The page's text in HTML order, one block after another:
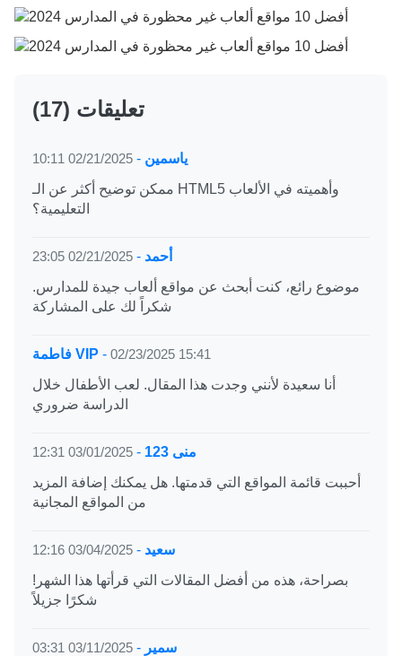
(17) تعليقات
ياسمين -
02/21/2025 10:11
ممكن توضيح أكثر عن الـ HTML5 وأهميته في الألعاب
التعليمية؟
أحمد -
02/21/2025 23:05
موضوع رائع، كنت أبحث عن مواقع ألعاب جيدة للمدارس.
شكراً لك على المشاركة
فاطمة VIP - 02/23/2025 15:41
أنا سعيدة لأنني وجدت هذا المقال. لعب الأطفال خلال
الدراسة ضروري
منى 123 -
03/01/2025 12:31
أحببت قائمة المواقع التي قدمتها. هل يمكنك إضافة المزيد
من المواقع المجانية
سعيد -
03/04/2025 12:16
بصراحة، هذه من أفضل المقالات التي قرأتها هذا الشهر!
شكرًا جزيلاً
سمير -
03/11/2025 03:31